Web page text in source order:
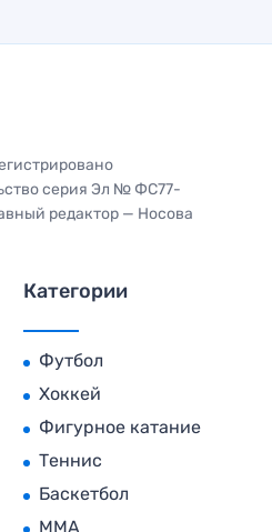
серия Эл № ФС77-
редактор — Носова
Категории
Футбол
Хоккей
Фигурное катание
Теннис
Баскетбол
MMA